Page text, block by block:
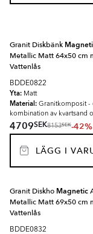
Granit Diskbänk
Metallic Matt 64x50 cm
Vattenlås
BDDE0822
Yta: Matt
Material: Granitkomposit -
kombination av kvartsand
4709SEK8153SEK-42%
LÄGG I
Granit Diskho Magnetic
Metallic Matt 69x50 cm
Vattenlås
BDDE0832